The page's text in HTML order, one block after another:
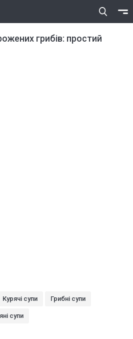
грибів: простий
Курячі супи Грибні супи
супи